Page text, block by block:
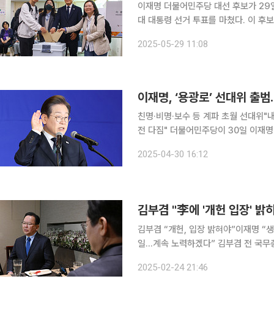
이재명 더불어민주당 대선 후보가
대 대통령 선거 투표를 마쳤다. 이 후보는 이날 오전 10시쯤 구 신촌동 주민센터에 도착해 투표를 완
를 마친 뒤 신촌역 광장으로 나와 "투
2025-05-29 11:08
이재명, ‘용광로’ 선대위 출
친명·비명·보수 등 계파 초월 선대위"
전 다짐" 더불어민주당이 30일 이재명 대선 후보를 중심으로 한 중앙선거대책위원회를 출범하면서
한 인사들이 대거 참여한 ‘용광로’ 선
2025-04-30 16:12
김부겸 "李에 '개헌 입장' 밝
김부겸 “개헌, 입장 밝혀야”이재명 “
일…계속 노력하겠다” 김부겸 전 국무총리는 이재명 더불어민주당 대표와의 만찬 회동에서 ‘개헌’에
2025-02-24 21:46